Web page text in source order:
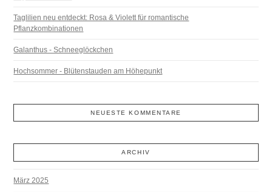
Taglilien neu entdeckt: Rosa & Violett für romantische
Pflanzkombinationen
Galanthus - Schneeglöckchen
Hochsommer - Blütenstauden am Höhepunkt
NEUESTE KOMMENTARE
ARCHIV
März 2025